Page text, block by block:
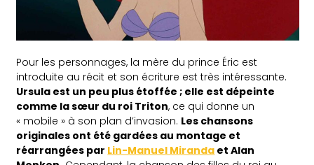
Pour les personnages, la mère du prince Éric est
introduite au récit et son écriture est très intéressante.
Ursula est un peu plus étoffée ; elle est dépeinte
comme la sœur du roi Triton, ce qui donne un
« mobile » à son plan d’invasion. Les chansons
originales ont été gardées au montage et
réarrangées par Lin-Manuel Miranda et Alan